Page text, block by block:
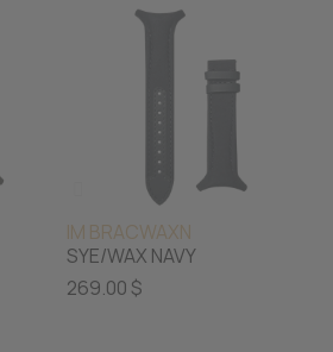
IM BRACWAXN
SYE/WAX NAVY
269.00 $